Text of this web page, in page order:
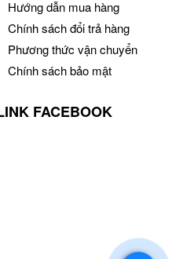
Hướng dẫn mua hàng
Chính sách đổi trả hàng
Phương thức vận chuyển
Chính sách bảo mật
FACEBOOK